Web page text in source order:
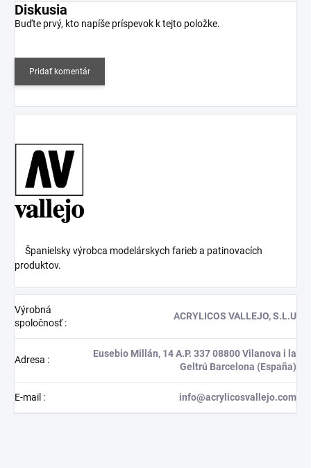
Diskusia
Buďte prvý, kto napíše príspevok k tejto položke.
Pridať komentár
Španielsky výrobca modelárskych farieb a patinovacích
produktov.
Výrobná
spoločnosť:
ACRYLICOS VALLEJO, S.L.U
Adresa :
Eusebio Millán, 14 A.P. 337 08800 Vilanova i la
Geltrú Barcelona (España)
E-mail : info@acrylicosvallejo.com